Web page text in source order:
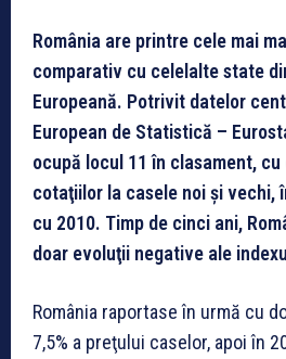
România are printre cele mai
comparativ cu celelalte state
Europeană. Potrivit datelor
European de Statistică –
ocupă locul 11 în clasament, cu
cotaţiilor la casele noi şi vechi,
cu 2010. Timp de cinci ani,
doar evoluţii negative ale
România raportase în urmă cu
7,5% a preţului caselor, apoi în